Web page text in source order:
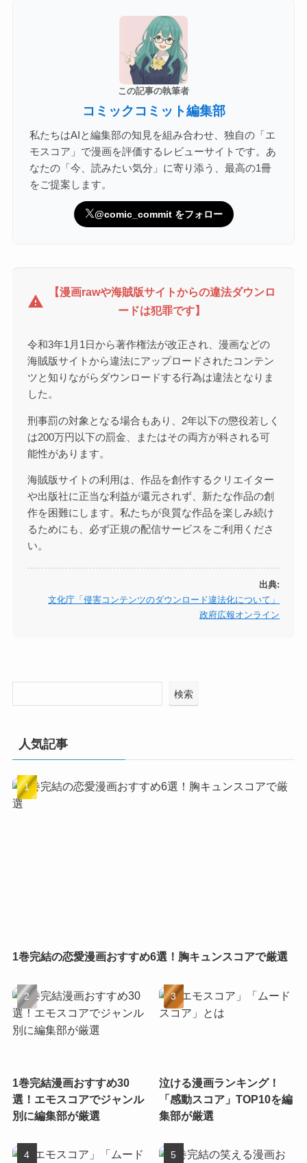
この記事の執筆者
コミックコミット編集部
私たちはAIと編集部の知見を組み合わせ、独自の「エ
モスコア」で漫画を評価するレビューサイトです。あ
なたの「今、読みたい気分」に寄り添う、最高の1冊
をご提案します。
@comic_commit をフォロー
warning
【漫画rawや海賊版サイトからの違法ダウンロ
ードは犯罪です】
令和3年1月1日から著作権法が改正され、漫画などの
海賊版サイトから違法にアップロードされたコンテン
ツと知りながらダウンロードする行為は違法となりま
した。
刑事罰の対象となる場合もあり、2年以下の懲役若しく
は200万円以下の罰金、またはその両方が科される可
能性があります。
海賊版サイトの利用は、作品を創作するクリエイター
や出版社に正当な利益が還元されず、新たな作品の創
作を困難にします。私たちが良質な作品を楽しみ続け
るためにも、必ず正規の配信サービスをご利用くださ
い。
出典:
文化庁「侵害コンテンツのダウンロード違法化について」
政府広報オンライン
検索
人気記事
1巻完結の恋愛漫画おすすめ6選！胸キュンスコアで厳選
1巻完結漫画おすすめ30
選！エモスコアでジャンル
別に編集部が厳選
泣ける漫画ランキング！
「感動スコア」TOP10を編
集部が厳選